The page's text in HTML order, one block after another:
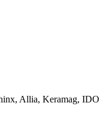
Allia, Keramag, IDO